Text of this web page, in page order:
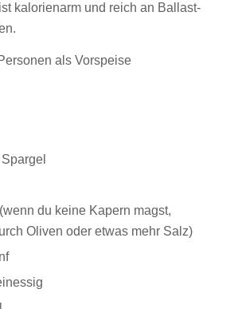
kalorienarm und reich an Ballast-
als Vorspeise
du keine Kapern magst,
Oliven oder etwas mehr Salz)